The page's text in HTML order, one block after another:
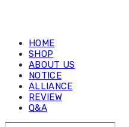
HOME
SHOP
ABOUT US
NOTICE
ALLIANCE
REVIEW
Q&A